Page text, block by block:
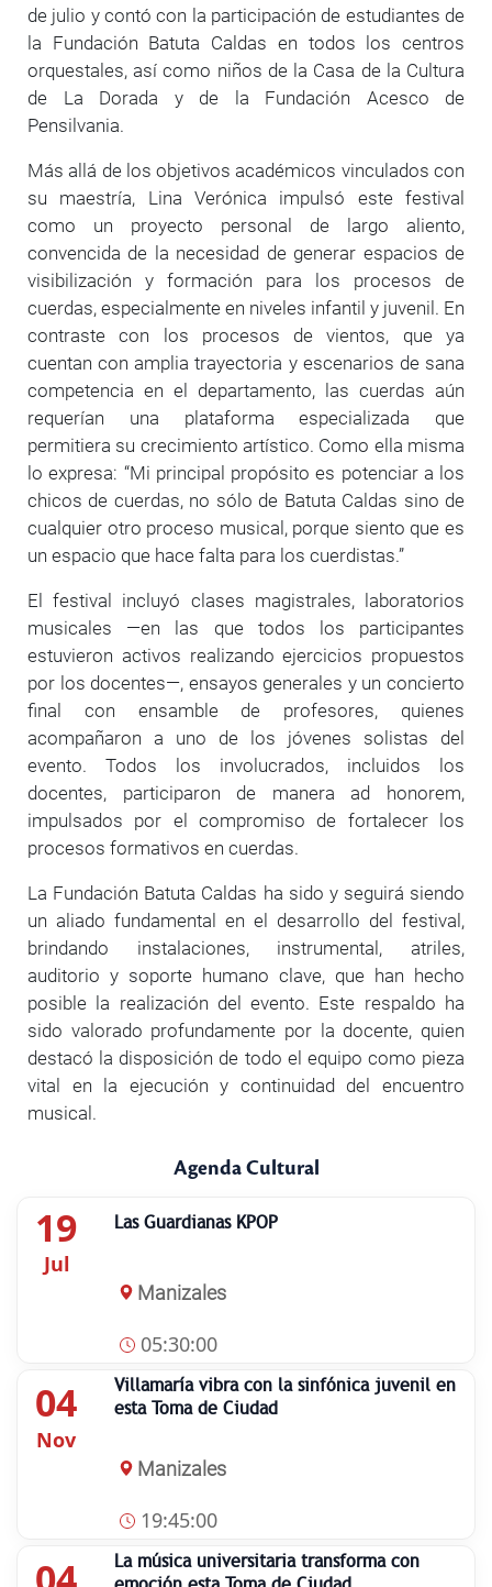
de julio y contó con la participación de estudiantes de
la Fundación Batuta Caldas en todos los centros
orquestales, así como niños de la Casa de la Cultura
de La Dorada y de la Fundación Acesco de
Pensilvania.
Más allá de los objetivos académicos vinculados con
su maestría, Lina Verónica impulsó este festival
como un proyecto personal de largo aliento,
convencida de la necesidad de generar espacios de
visibilización y formación para los procesos de
cuerdas, especialmente en niveles infantil y juvenil. En
contraste con los procesos de vientos, que ya
cuentan con amplia trayectoria y escenarios de sana
competencia en el departamento, las cuerdas aún
requerían una plataforma especializada que
permitiera su crecimiento artístico. Como ella misma
lo expresa: “Mi principal propósito es potenciar a los
chicos de cuerdas, no sólo de Batuta Caldas sino de
cualquier otro proceso musical, porque siento que es
un espacio que hace falta para los cuerdistas.”
El festival incluyó clases magistrales, laboratorios
musicales —en las que todos los participantes
estuvieron activos realizando ejercicios propuestos
por los docentes—, ensayos generales y un concierto
final con ensamble de profesores, quienes
acompañaron a uno de los jóvenes solistas del
evento. Todos los involucrados, incluidos los
docentes, participaron de manera ad honorem,
impulsados por el compromiso de fortalecer los
procesos formativos en cuerdas.
La Fundación Batuta Caldas ha sido y seguirá siendo
un aliado fundamental en el desarrollo del festival,
brindando instalaciones, instrumental, atriles,
auditorio y soporte humano clave, que han hecho
posible la realización del evento. Este respaldo ha
sido valorado profundamente por la docente, quien
destacó la disposición de todo el equipo como pieza
vital en la ejecución y continuidad del encuentro
musical.
Agenda Cultural
Las Guardianas KPOP
19
Jul
Manizales
05:30:00
Villamaría vibra con la sinfónica juvenil en
esta Toma de Ciudad
04
Nov
Manizales
19:45:00
La música universitaria transforma con